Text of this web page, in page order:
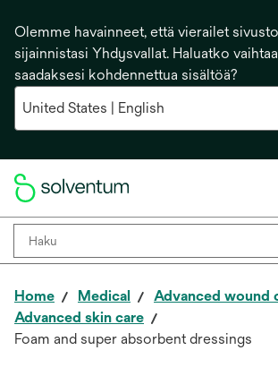
Olemme havainneet, että vierailet
sijainnistasi Yhdysvallat. Haluatko
saadaksesi kohdennettua sisältöä?
Home Medical
Advanced wound
Advanced skin care
Foam and super absorbent dressings